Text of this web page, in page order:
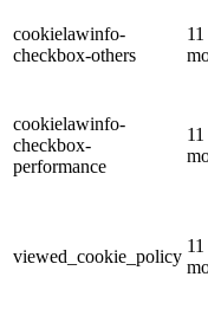
cookielawinfo-
checkbox-others
11
cookielawinfo-
checkbox-
performance
11
viewed_cookie_policy
11